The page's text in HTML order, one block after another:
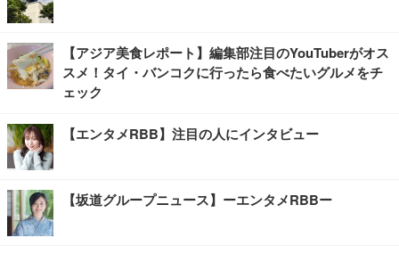
【アジア美食レポート】編集部注目のYouTuberがオス
スメ！タイ・バンコクに行ったら食べたいグルメをチ
ェック
【エンタメRBB】注目の人にインタビュー
【坂道グループニュース】ーエンタメRBBー